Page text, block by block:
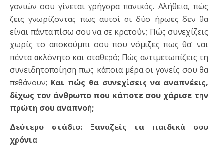
γονιών σου γίνεται γρήγορα πανικός. Αλήθεια, πώς
ζεις γνωρίζοντας πως αυτοί οι δύο ήρωες δεν θα
είναι πάντα πίσω σου να σε κρατούν; Πώς συνεχίζεις
χωρίς το αποκούμπι σου που νόμιζες πως θα’ ναι
πάντα ακλόνητο και σταθερό; Πώς αντιμετωπίζεις τη
συνειδητοποίηση πως κάποια μέρα οι γονείς σου θα
πεθάνουν; Και πώς θα συνεχίσεις να αναπνέεις,
δίχως τον άνθρωπο που κάποτε σου χάρισε την
πρώτη σου αναπνοή;
Δεύτερο στάδιο: Ξαναζείς τα παιδικά σου
χρόνια